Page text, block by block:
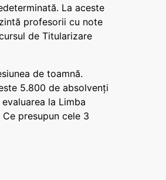
La aceste
profesorii cu note
de Titularizare
de toamnă.
5.800 de absolvenți
la Limba
presupun cele 3